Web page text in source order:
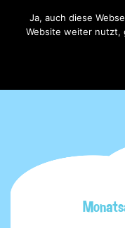
Ja, auch diese
Website weiter nutzt,